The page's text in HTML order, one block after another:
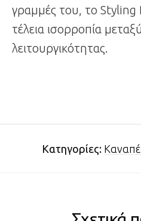
γραμμές του, το Styling
τέλεια ισορροπία
λειτουργικότητας.
Κατηγορίες: